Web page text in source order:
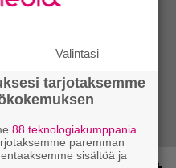
Valintasi
tarjotaksemme
88 teknologiakumppania
paremman
sisältöä ja